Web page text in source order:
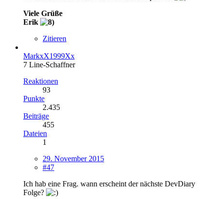
Viele Grüße
Erik
Zitieren
MarkxX1999Xx
7 Line-Schaffner
Reaktionen
93
Punkte
2.435
Beiträge
455
Dateien
1
29. November 2015
#47
Ich hab eine Frag. wann erscheint der nächste DevDiary
Folge?